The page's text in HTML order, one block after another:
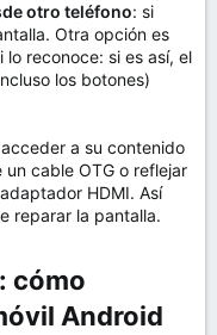
otro teléfono: si
Otra opción es
reconoce: si es así, el
los botones)
a su contenido
cable OTG o reflejar
HDMI. Así
reparar la pantalla.
cómo
Android